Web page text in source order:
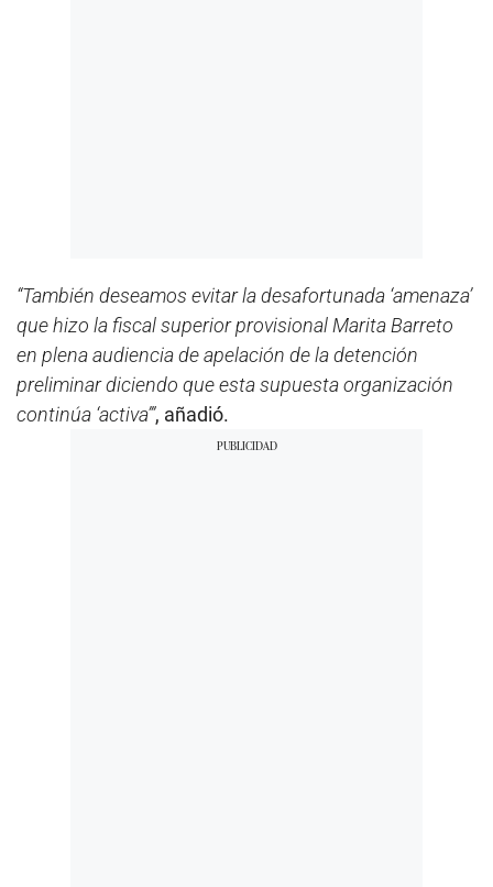
“También deseamos evitar la desafortunada ‘amenaza’
que hizo la fiscal superior provisional Marita Barreto
en plena audiencia de apelación de la detención
preliminar diciendo que esta supuesta organización
continúa ‘activa’”, añadió.